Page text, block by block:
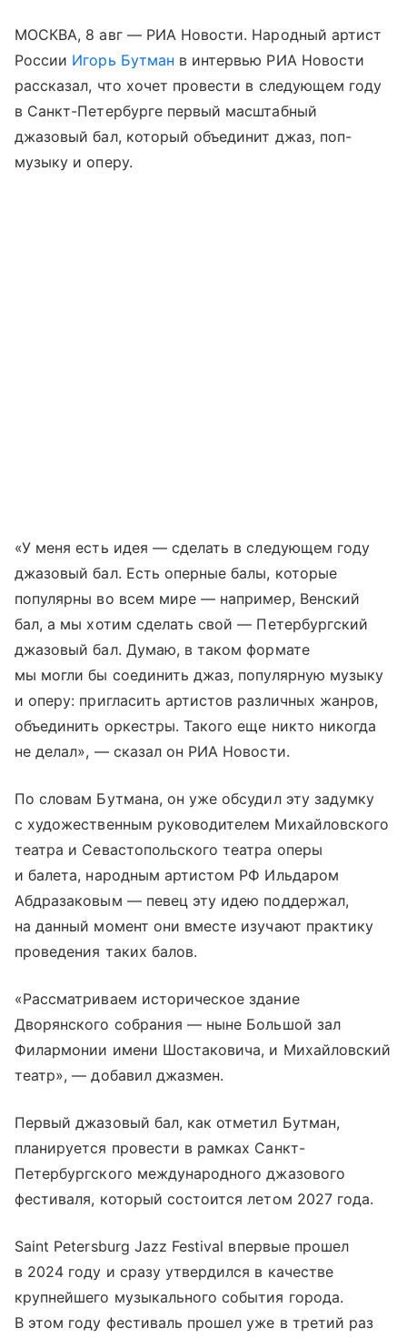
МОСКВА, 8 авг — РИА Новости. Народный артист
России Игорь Бутман в интервью РИА Новости
рассказал, что хочет провести в следующем году
в Санкт-Петербурге первый масштабный
джазовый бал, который объединит джаз, поп-
музыку и оперу.
«У меня есть идея — сделать в следующем году
джазовый бал. Есть оперные балы, которые
популярны во всем мире — например, Венский
бал, а мы хотим сделать свой — Петербургский
джазовый бал. Думаю, в таком формате
мы могли бы соединить джаз, популярную музыку
и оперу: пригласить артистов различных жанров,
объединить оркестры. Такого еще никто никогда
не делал», — сказал он РИА Новости.
По словам Бутмана, он уже обсудил эту задумку
с художественным руководителем Михайловского
театра и Севастопольского театра оперы
и балета, народным артистом РФ Ильдаром
Абдразаковым — певец эту идею поддержал,
на данный момент они вместе изучают практику
проведения таких балов.
«Рассматриваем историческое здание
Дворянского собрания — ныне Большой зал
Филармонии имени Шостаковича, и Михайловский
театр», — добавил джазмен.
Первый джазовый бал, как отметил Бутман,
планируется провести в рамках Санкт-
Петербургского международного джазового
фестиваля, который состоится летом 2027 года.
Saint Petersburg Jazz Festival впервые прошел
в 2024 году и сразу утвердился в качестве
крупнейшего музыкального события города.
В этом году фестиваль прошел уже в третий раз